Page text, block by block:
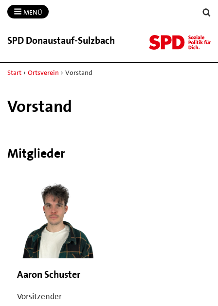
MENÜ
SPD Donaustauf-​Sulzbach
Start › Ortsverein › Vorstand
Vorstand
Mitglieder
Aaron Schuster
Vorsitzender